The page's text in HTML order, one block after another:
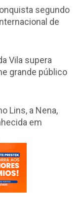
segundo
de
Vila supera
grande público
Lins, a Nena,
em